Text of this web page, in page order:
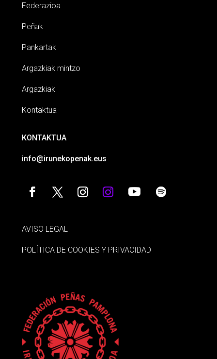
Federazioa
Peñak
Pankartak
Argazkiak mintzo
Argazkiak
Kontaktua
KONTAKTUA
info@irunekopenak.eus
AVISO LEGAL
POLÍTICA DE COOKIES Y PRIVACIDAD